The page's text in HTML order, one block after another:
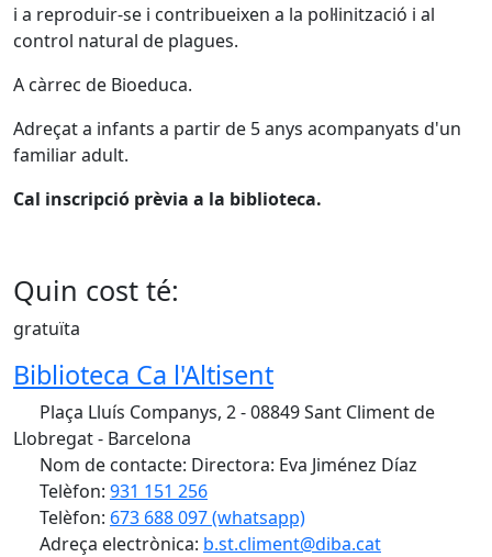
i a reproduir-se i contribueixen a la pol·linització i al
control natural de plagues.
A càrrec de Bioeduca.
Adreçat a infants a partir de 5 anys acompanyats d'un
familiar adult.
Cal inscripció prèvia a la biblioteca.
Quin cost té:
gratuïta
Biblioteca Ca l'Altisent
Plaça Lluís Companys, 2 - 08849 Sant Climent de
Llobregat - Barcelona
Nom de contacte: Directora: Eva Jiménez Díaz
Telèfon: 931 151 256
Telèfon: 673 688 097 (whatsapp)
Adreça electrònica: b.st.climent@diba.cat